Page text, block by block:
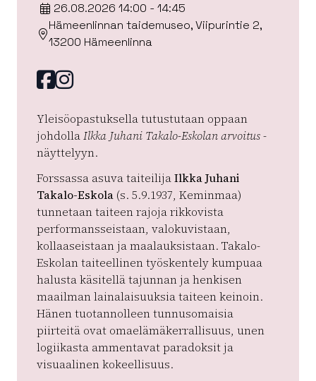
26.08.2026 14:00 - 14:45
Hämeenlinnan taidemuseo, Viipurintie 2,
13200 Hämeenlinna
Facebook
instagram
Yleisöopastuksella tutustutaan oppaan
johdollaIlkka Juhani Takalo-Eskolan arvoitus-
näyttelyyn.
Forssassa asuva taiteilijaIlkka Juhani
Takalo-Eskola (s. 5.9.1937, Keminmaa)
tunnetaan taiteen rajoja rikkovista
performansseistaan, valokuvistaan,
kollaaseistaan ja maalauksistaan. Takalo-
Eskolan taiteellinen työskentely kumpuaa
halusta käsitellä tajunnan ja henkisen
maailman lainalaisuuksia taiteen keinoin.
Hänen tuotannolleen tunnusomaisia
piirteitä ovat omaelämäkerrallisuus, unen
logiikasta ammentavat paradoksit ja
visuaalinen kokeellisuus.